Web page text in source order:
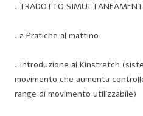
. TRADOTTO
. 2 Pratiche al mattino
. Introduzione al Kinstretch
movimento che aumenta
range di movimento utilizzabile)